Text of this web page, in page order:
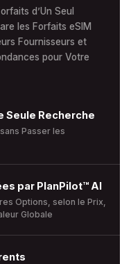
d’Un Seul
les Forfaits eSIM
Fournisseurs et
pour Votre
Seule Recherche
Passer les
par PlanPilot™ AI
Options, selon le Prix,
Globale